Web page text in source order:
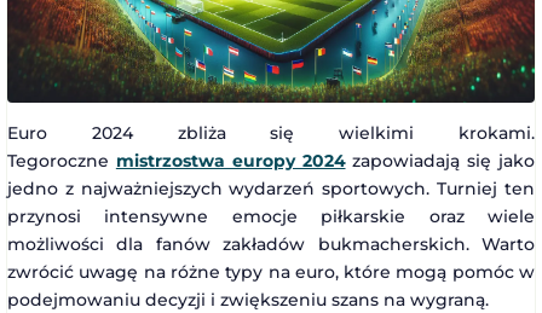
Euro 2024 zbliża się wielkimi krokami.
Tegoroczne mistrzostwa europy 2024zapowiadają się jako
jedno z najważniejszych wydarzeń sportowych. Turniej ten
przynosi intensywne emocje piłkarskie oraz wiele
możliwości dla fanów zakładów bukmacherskich. Warto
zwrócić uwagę na różne typy na euro, które mogą pomóc w
podejmowaniu decyzji i zwiększeniu szans na wygraną.